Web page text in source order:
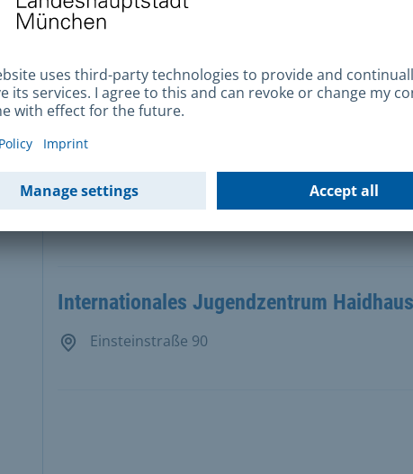
Burmesterstraße 27
Intermezzo
Internationales Jugendzentrum
Einsteinstraße 90